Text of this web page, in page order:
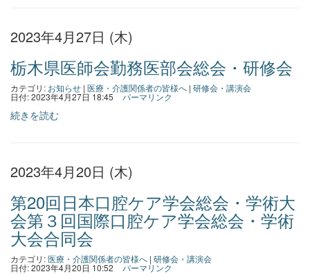
2023年4月27日 (木)
栃木県医師会勤務医部会総会・研修会
カテゴリ: お知らせ | 医療・介護関係者の皆様へ | 研修会・講演会
日付: 2023年4月27日 18:45 パーマリンク
続きを読む
2023年4月20日 (木)
第20回日本口腔ケア学会総会・学術大
会第３回国際口腔ケア学会総会・学術
大会合同会
カテゴリ:医療・介護関係者の皆様へ | 研修会・講演会
日付: 2023年4月20日 10:52 パーマリンク